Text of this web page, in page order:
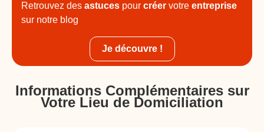
Retrouvez des astuces pour créer votre entreprise
sur notre blog
Je découvre !
Informations Complémentaires sur
Votre Lieu de Domiciliation